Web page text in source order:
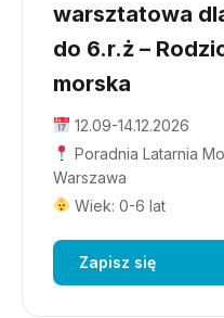
warsztatowa
do 6.r.ż –
morska
12.09-14.12.2026
Poradnia Latarnia
Warszawa
Wiek: 0-6 lat
Zapisz się